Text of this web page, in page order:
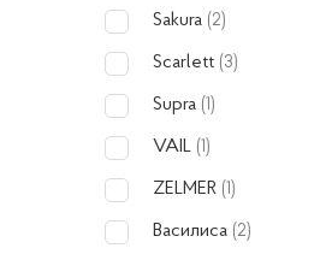
Sakura (2)
Scarlett (3)
Supra (1)
VAIL (1)
ZELMER (1)
Василиса (2)